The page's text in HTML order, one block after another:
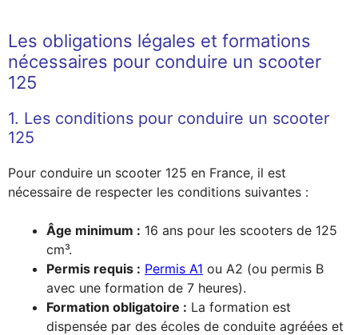
Les obligations légales et formations
nécessaires pour conduire un scooter
125
1. Les conditions pour conduire un scooter
125
Pour conduire un scooter 125 en France, il est
nécessaire de respecter les conditions suivantes :
Âge minimum : 16 ans pour les scooters de 125
cm³.
Permis requis : Permis A1 ou A2 (ou permis B
avec une formation de 7 heures).
Formation obligatoire : La formation est
dispensée par des écoles de conduite agréées et